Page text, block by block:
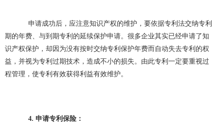
申请成功后，应注意知识产权的维护，要依据专利法交纳专利
期的年费、与到期专利的延续保护申请。很多企业其实已经申请了知
识产权保护，却因为没有按时交纳专利保护年费而自动失去专利的权
益，并视为专利过期技术，造成不小的损失。由此专利一定要重视过
程管理，使专利有效获得利益有效维护。
4. 申请专利保险：